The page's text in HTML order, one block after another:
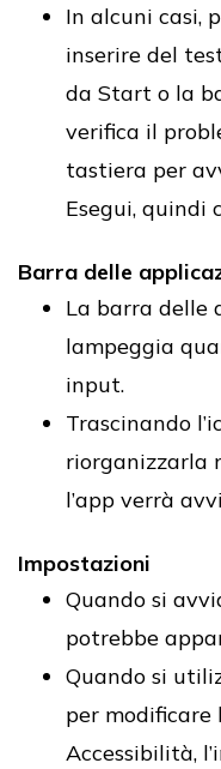
In alcuni casi,
inserire del
da Start o la
verifica il
tastiera per
Esegui, quindi
Barra delle
La barra delle
lampeggia
input.
Trascinando
riorganizzarla
l’app verrà
Impostazioni
Quando si
potrebbe
Quando si
per modificare
Accessibilità,